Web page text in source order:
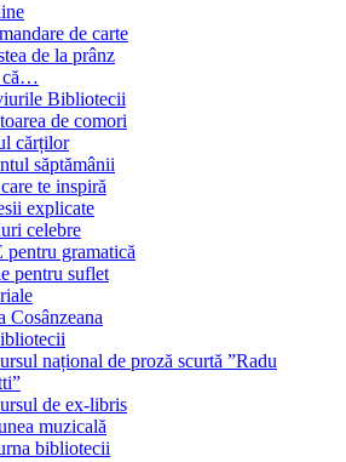
de carte
de la prânz
că…
Bibliotecii
de comori
cărților
săptămânii
te inspiră
explicate
celebre
gramatică
pentru suflet
Cosânzeana
național de proză scurtă ”Radu
de ex-libris
muzicală
bibliotecii